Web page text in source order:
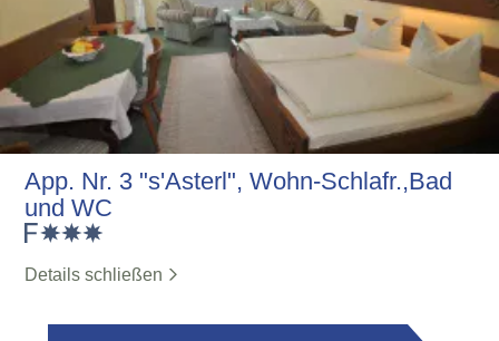
App. Nr. 3 "s'Asterl", Wohn-Schlafr.,Bad
und WC
Details schließen